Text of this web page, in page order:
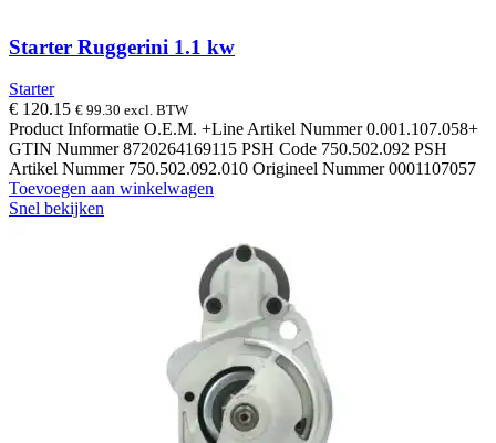
Starter Ruggerini 1.1 kw
Starter
€ 120.15 € 99.30 excl. BTW
Product Informatie O.E.M. +Line Artikel Nummer 0.001.107.058+
GTIN Nummer 8720264169115 PSH Code 750.502.092 PSH
Artikel Nummer 750.502.092.010 Origineel Nummer 0001107057
Toevoegen aan winkelwagen
Snel bekijken